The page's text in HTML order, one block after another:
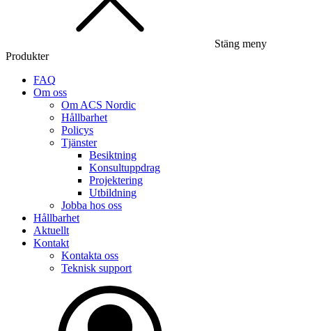
Stäng meny
Produkter
FAQ
Om oss
Om ACS Nordic
Hållbarhet
Policys
Tjänster
Besiktning
Konsultuppdrag
Projektering
Utbildning
Jobba hos oss
Hållbarhet
Aktuellt
Kontakt
Kontakta oss
Teknisk support